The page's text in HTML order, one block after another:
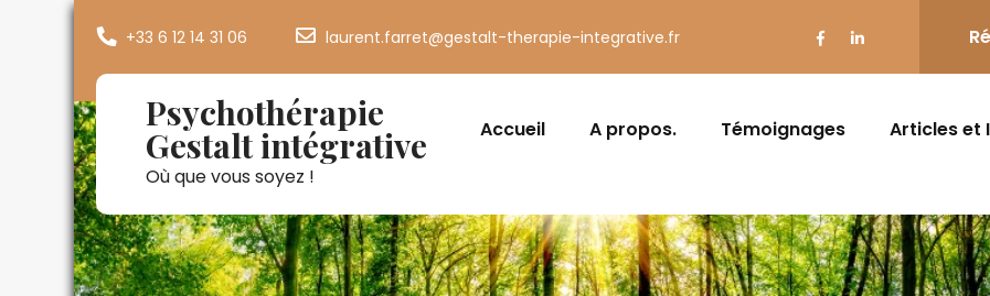
+33 6 12 14 31 06 laurent.farret@gestalt-therapie-integrative.fr
Psychothérapie
Gestalt intégrative
Où que vous soyez !
Accueil A propos. Témoignages Articles et